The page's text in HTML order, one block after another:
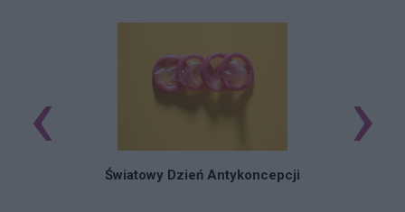
Światowy Dzień Antykoncepcji
‹ ›